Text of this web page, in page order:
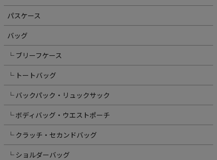
パスケース
バッグ
└ ブリーフケース
└ トートバッグ
└ バックパック・リュックサック
└ ボディバッグ・ウエストポーチ
└ クラッチ・セカンドバッグ
└ ショルダーバッグ